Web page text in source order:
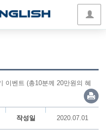
이벤트 (총10분께 20만원의 혜
작성일 2020.07.01